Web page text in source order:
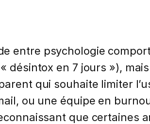
entre psychologie
désintox en 7 jours »),
qui souhaite limiter
ou une équipe en
que certaines